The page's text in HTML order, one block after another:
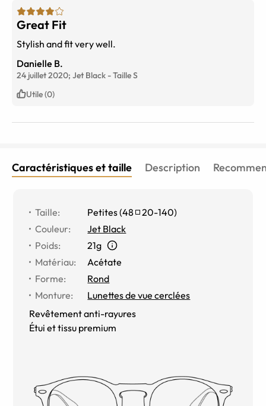
Great Fit
Stylish and fit very well.
Danielle B.
24 juillet 2020; Jet Black -TailleS
Utile (0)
Caractéristiques et taille Description
Taille: Petites(48 20-140)
Couleur:
Jet Black
Poids:
21g
Matériau:
Acétate
Forme:
Rond
Monture:
Lunettes de vue cerclées
Revêtement anti-rayures
Étui et tissu premium